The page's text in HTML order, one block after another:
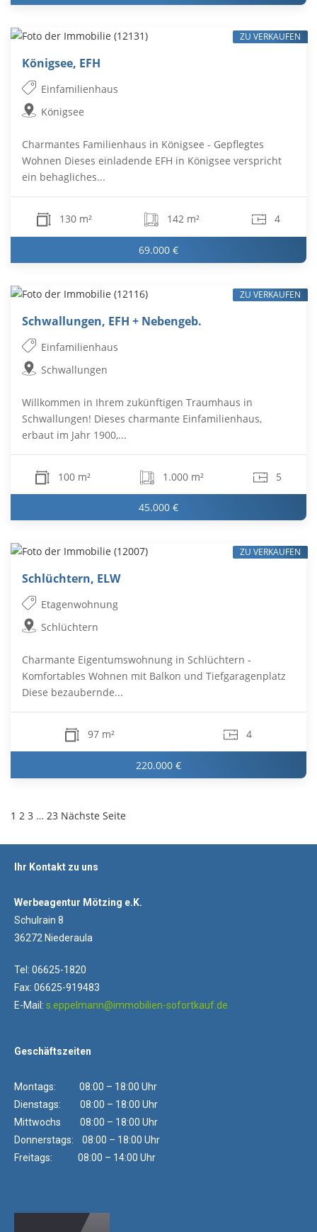
Königsee, EFH
Einfamilienhaus
Königsee
Charmantes Familienhaus in Königsee - Gepflegtes
Wohnen Dieses einladende EFH in Königsee verspricht
ein behagliches...
130 m² 142 m² 4
69.000 €
ZU VERKAUFEN
Schwallungen, EFH + Nebengeb.
Einfamilienhaus
Schwallungen
Willkommen in Ihrem zukünftigen Traumhaus in
Schwallungen! Dieses charmante Einfamilienhaus,
erbaut im Jahr 1900,...
100 m² 1.000 m² 5
45.000 €
ZU VERKAUFEN
Schlüchtern, ELW
Etagenwohnung
Schlüchtern
Charmante Eigentumswohnung in Schlüchtern -
Komfortables Wohnen mit Balkon und Tiefgaragenplatz
Diese bezaubernde...
97 m² 4
220.000 €
ZU VERKAUFEN
1 2 3 … 23 Nächste Seite
Ihr Kontakt zu uns
Werbeagentur Mötzing e.K.
Schulrain 8
36272 Niederaula
Tel: 06625-1820
Fax: 06625-919483
E-Mail: s.eppelmann@immobilien-sofortkauf.de
Geschäftszeiten
Montags: 08:00 – 18:00 Uhr
Dienstags: 08:00 – 18:00 Uhr
Mittwochs 08:00 – 18:00 Uhr
Donnerstags: 08:00 – 18:00 Uhr
Freitags: 08:00 – 14:00 Uhr